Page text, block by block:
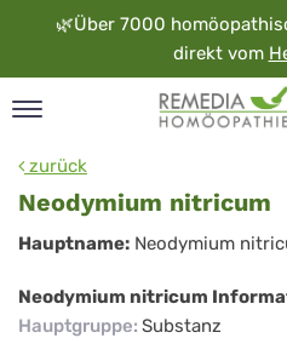
🌿Über 7000
direkt vom
zurück
Neodymium nitricum
Neodymium
nitricum
Hauptname: Neodymium
Neodymium nitricum
Hauptgruppe: Substanz